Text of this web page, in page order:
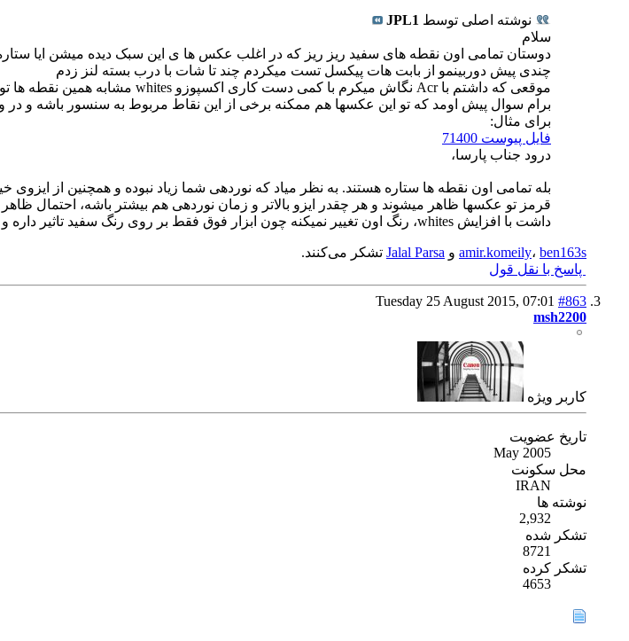
نوشته اصلی توسط JPL1
سلام
دوستان تمامی اون نقطه های سفید ریز ریز که در اغلب عکس ها ی این سبک دیده میشن ایا ستاره
چندی پیش دوربینمو از بابت هات پیکسل تست میکردم چند تا شات با درب بسته لنز زدم
موقعی که داشتم با Acr نگاش میکرم با کمی دست کاری اکسپوزو whites مشابه همین نقطه ها تو عکس ایجاد شد
برام سوال پیش اومد که تو این عکسها هم ممکنه برخی از این نقاط مربوط به سنسور باشه و در
برای مثال:
فایل پیوست 71400
درود جناب پارسا،
بله تمامی اون نقطه ها ستاره هستند. به نظر میاد که نوردهی شما زیاد نبوده و همچنین از
قرمز تو عکسها ظاهر میشوند و هر چقدر ایزو بالاتر و زمان نوردهی هم بیشتر باشه، احتمال
داشت با افزایش whites، رنگ اون تغییر نمیکنه چون ابزار فوق فقط بر روی رنگ سفید تاثیر داره و مقدار اون رو کم یا زیاد میکنه حال آنکه هات پیکسل ها سفید نیستند.
amir.komeily، ben163s و Jalal Parsa تشکر می‌کنند.
پاسخ با نقل قول
Tuesday 25 August 2015, 07:01 #863
msh2200
كاربر ويژه
تاریخ عضویت
May 2005
محل سکونت
IRAN
نوشته ها
2,932
تشکر شده
8721
تشکر کرده
4653